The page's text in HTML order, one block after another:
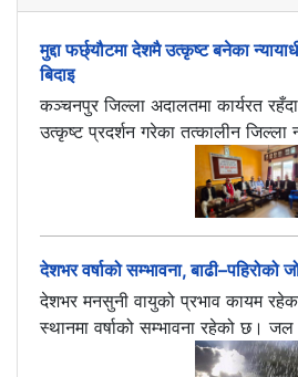
मुद्दा फर्छ्यौटमा देशमै उत्कृष्ट बनेका
बिदाइ
कञ्चनपुर जिल्ला अदालतमा कार्यरत
उत्कृष्ट प्रदर्शन गरेका तत्कालीन जिल्ला
देशभर वर्षाको सम्भावना,
देशभर मनसुनी वायुको प्रभाव कायम
स्थानमा वर्षाको सम्भावना रहेको छ। जल